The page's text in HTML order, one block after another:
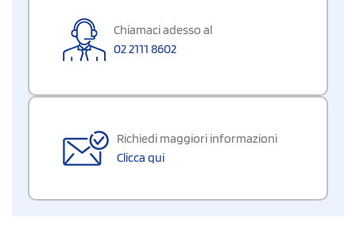
Chiamaci adesso al
02 2111 8602
Richiedi maggiori informazioni
Clicca qui